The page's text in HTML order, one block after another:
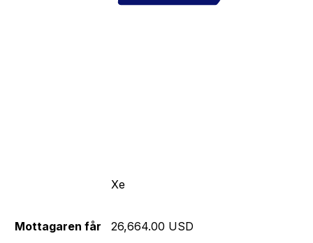
Xe
Mottagaren får
26,664.00 USD